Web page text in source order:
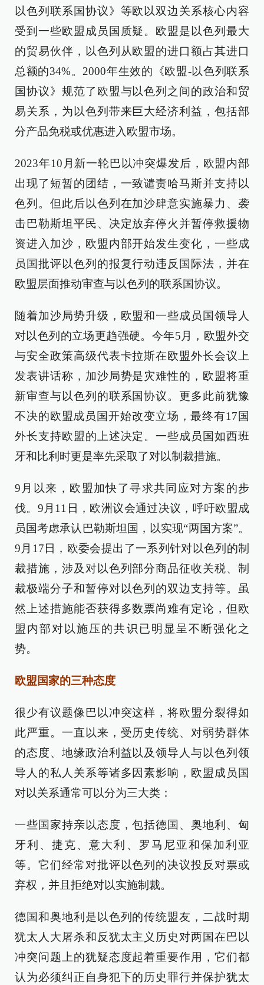
以色列联系国协议》等欧以双边关系核心内容
受到一些欧盟成员国质疑。欧盟是以色列最大
的贸易伙伴，以色列从欧盟的进口额占其进口
总额的34%。2000年生效的《欧盟-以色列联系
国协议》规范了欧盟与以色列之间的政治和贸
易关系，为以色列带来巨大经济利益，包括部
分产品免税或优惠进入欧盟市场。
2023年10月新一轮巴以冲突爆发后，欧盟内部
出现了短暂的团结，一致谴责哈马斯并支持以
色列。但此后以色列在加沙肆意实施暴力、袭
击巴勒斯坦平民、决定放弃停火并暂停救援物
资进入加沙，欧盟内部开始发生变化，一些成
员国批评以色列的报复行动违反国际法，并在
欧盟层面推动审查与以色列的联系国协议。
随着加沙局势升级，欧盟和一些成员国领导人
对以色列的立场更趋强硬。今年5月，欧盟外交
与安全政策高级代表卡拉斯在欧盟外长会议上
发表讲话称，加沙局势是灾难性的，欧盟将重
新审查与以色列的联系国协议。更多此前犹豫
不决的欧盟成员国开始改变立场，最终有17国
外长支持欧盟的上述决定。一些成员国如西班
牙和比利时更是率先采取了对以制裁措施。
9月以来，欧盟加快了寻求共同应对方案的步
伐。9月11日，欧洲议会通过决议，呼吁欧盟成
员国考虑承认巴勒斯坦国，以实现“两国方案”。
9月17日，欧委会提出了一系列针对以色列的制
裁措施，涉及对以色列部分商品征收关税、制
裁极端分子和暂停对以色列的双边支持等。虽
然上述措施能否获得多数票尚难有定论，但欧
盟内部对以施压的共识已明显呈不断强化之
势。
欧盟国家的三种态度
很少有议题像巴以冲突这样，将欧盟分裂得如
此严重。一直以来，受历史传统、对弱势群体
的态度、地缘政治利益以及领导人与以色列领
导人的私人关系等诸多因素影响，欧盟成员国
对以关系通常可以分为三大类：
一些国家持亲以态度，包括德国、奥地利、匈
牙利、捷克、意大利、罗马尼亚和保加利亚
等。它们经常对批评以色列的决议投反对票或
弃权，并且拒绝对以实施制裁。
德国和奥地利是以色列的传统盟友，二战时期
犹太人大屠杀和反犹太主义历史对两国在巴以
冲突问题上的犹疑态度起着重要作用，它们都
认为必须纠正自身犯下的历史罪行并保护犹太